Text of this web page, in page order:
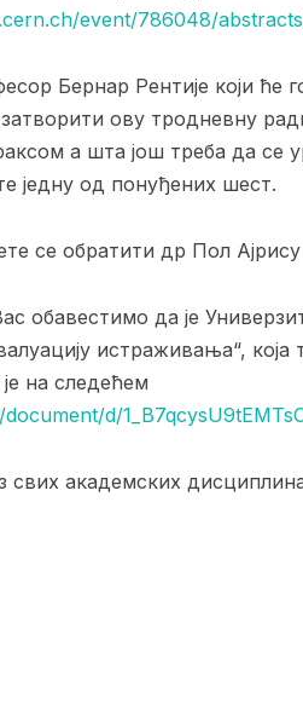
event/786048/
Бернар Рентије који ће
ову тродневну
а шта још треба да се
једну од понуђених шест.
се обратити др Пол Ајрису
обавестимо да је
истраживања“,
на следећем
d/
свих академских